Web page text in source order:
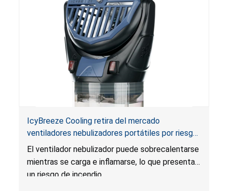
IcyBreeze Cooling retira del mercado
ventiladores nebulizadores portátiles por riesgo
de incendio
El ventilador nebulizador puede sobrecalentarse
mientras se carga e inflamarse, lo que presenta
un riesgo de incendio.